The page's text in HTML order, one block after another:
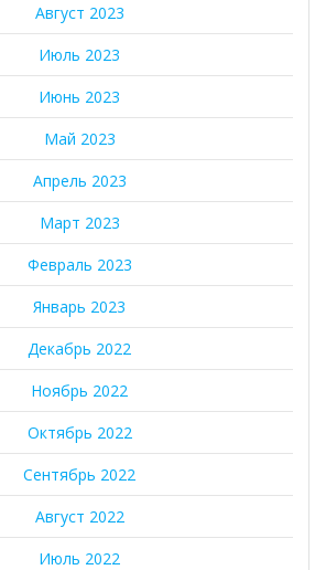
Август 2023
Июль 2023
Июнь 2023
Май 2023
Апрель 2023
Март 2023
Февраль 2023
Январь 2023
Декабрь 2022
Ноябрь 2022
Октябрь 2022
Сентябрь 2022
Август 2022
Июль 2022